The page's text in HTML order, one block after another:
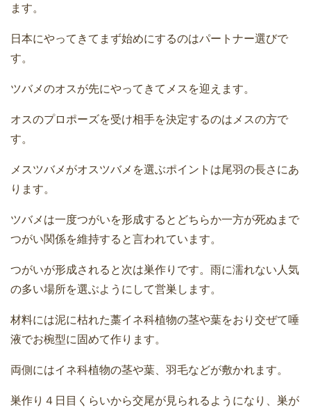
ます。
日本にやってきてまず始めにするのはパートナー選びで
す。
ツバメのオスが先にやってきてメスを迎えます。
オスのプロポーズを受け相手を決定するのはメスの方で
す。
メスツバメがオスツバメを選ぶポイントは尾羽の長さにあ
ります。
ツバメは一度つがいを形成するとどちらか一方が死ぬまで
つがい関係を維持すると言われています。
つがいが形成されると次は巣作りです。雨に濡れない人気
の多い場所を選ぶようにして営巣します。
材料には泥に枯れた藁イネ科植物の茎や葉をおり交ぜて唾
液でお椀型に固めて作ります。
両側にはイネ科植物の茎や葉、羽毛などが敷かれます。
巣作り４日目くらいから交尾が見られるようになり、巣が